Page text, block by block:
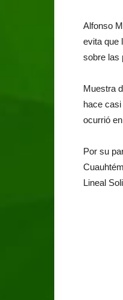
Alfonso
evita que
sobre las
Muestra
hace
ocurrió
Por su
Lineal